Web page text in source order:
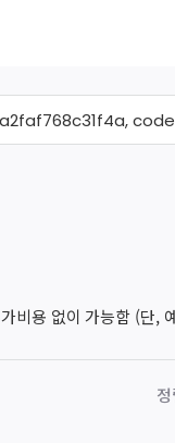
비용 없이 가능함 (단,